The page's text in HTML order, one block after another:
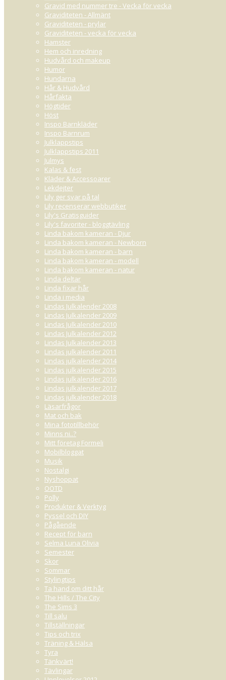
Gravid med nummer tre - Vecka för vecka
Graviditeten - Allmänt
Graviditeten - prylar
Graviditeten - vecka för vecka
Hamster
Hem och inredning
Hudvård och makeup
Humor
Hundarna
Hår & Hudvård
Hårfakta
Högtider
Höst
Inspo Barnkläder
Inspo Barnrum
Julklappstips
Julklappstips 2011
Julmys
Kalas & fest
Kläder & Accessoarer
Lekdejter
Lily ger svar på tal
Lily recenserar webbutiker
Lily's Gratisguider
Lily's favoriter - bloggtävling
Linda bakom kameran - Djur
Linda bakom kameran - Newborn
Linda bakom kameran - barn
Linda bakom kameran - modell
Linda bakom kameran - natur
Linda deltar
Linda fixar hår
Linda i media
Lindas Julkalender 2008
Lindas Julkalender 2009
Lindas Julkalender 2010
Lindas Julkalender 2012
Lindas Julkalender 2013
Lindas julkalender 2011
Lindas julkalender 2014
Lindas julkalender 2015
Lindas julkalender 2016
Lindas julkalender 2017
Lindas julkalender 2018
Läsarfrågor
Mat och bak
Mina fototillbehör
Minns ni..?
Mitt företag Formeli
Mobilbloggat
Musik
Nostalgi
Nyshoppat
OOTD
Polly
Produkter & Verktyg
Pyssel och DIY
Pågående
Recept för barn
Selma Luna Olivia
Semester
Skor
Sommar
Stylingtips
Ta hand om ditt hår
The Hills / The City
The Sims 3
Till salu
Tillställningar
Tips och trix
Träning & Hälsa
Tyra
Tänkvärt!
Tävlingar
ANNIE
Grattis <3 Väntar 4:e barnet nu och är stor som ett hus.
Vad mysigt! Stort grattis till kommande bebis! När är ni beräknade?
LINDA BLOM
URL/Bloggadress: